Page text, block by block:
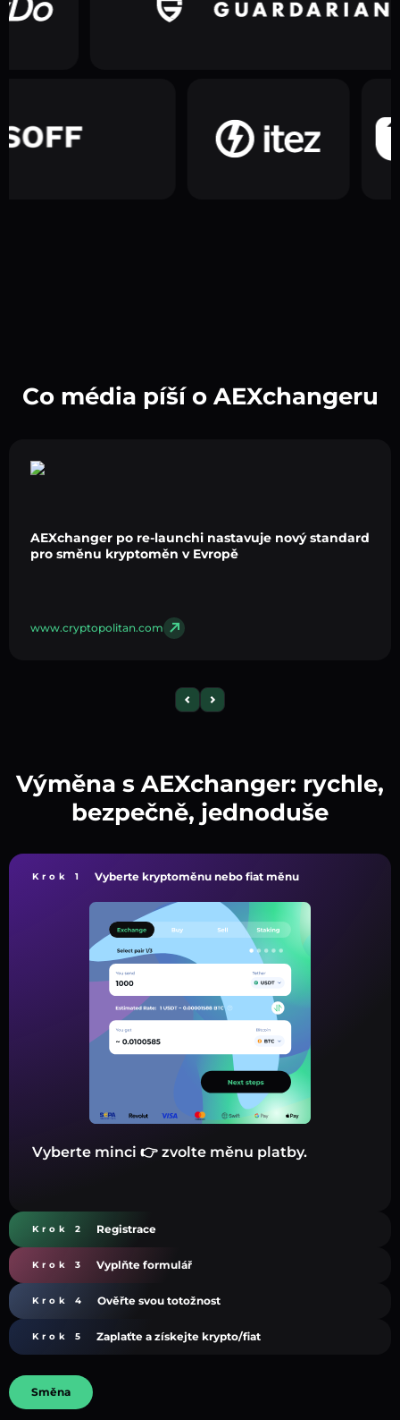
Co média píší o AEXchangeru
AEXchanger po re-launchi nastavuje nový standard
pro směnu kryptoměn v Evropě
www.cryptopolitan.com
Výměna s AEXchanger: rychle,
bezpečně, jednoduše
Krok 1 Vyberte kryptoměnu nebo fiat měnu
Vyberte minci 👉 zvolte měnu platby.
Krok 2 Registrace
Krok 3 Vyplňte formulář
Krok 4 Ověřte svou totožnost
Krok 5 Zaplaťte a získejte krypto/fiat
Směna